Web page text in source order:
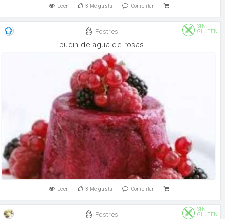
Leer 3 Me gusta Comentar
Postres
SIN
GLUTEN
pudin de agua de rosas
Leer 3 Me gusta Comentar
Postres
SIN
GLUTEN